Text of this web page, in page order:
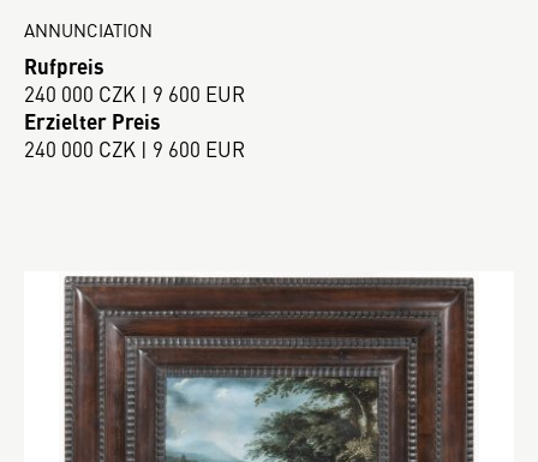
ANNUNCIATION
Rufpreis
240 000 CZK | 9 600 EUR
Erzielter Preis
240 000 CZK | 9 600 EUR